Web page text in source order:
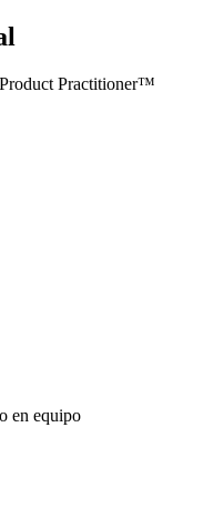
Practitioner™
en equipo